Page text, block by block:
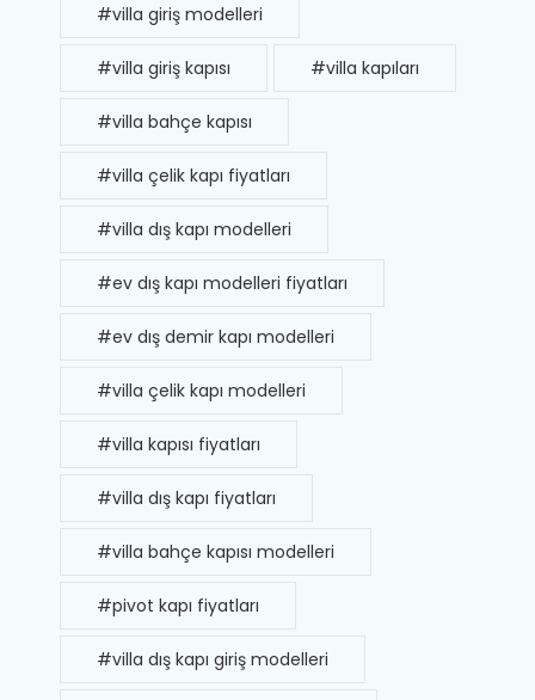
#villa giriş modelleri
#villa giriş kapısı #villa kapıları
#villa bahçe kapısı
#villa çelik kapı fiyatları
#villa dış kapı modelleri
#ev dış kapı modelleri fiyatları
#ev dış demir kapı modelleri
#villa çelik kapı modelleri
#villa kapısı fiyatları
#villa dış kapı fiyatları
#villa bahçe kapısı modelleri
#pivot kapı fiyatları
#villa dış kapı giriş modelleri